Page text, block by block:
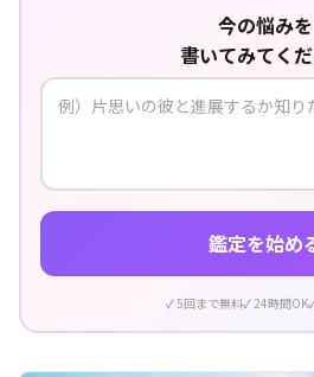
今の悩みを
書いてみてく
鑑定を始め
5回まで無料 24時間OK